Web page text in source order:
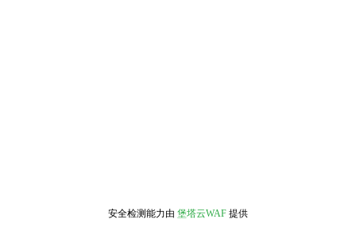
安全检测能力由 堡塔云WAF 提供